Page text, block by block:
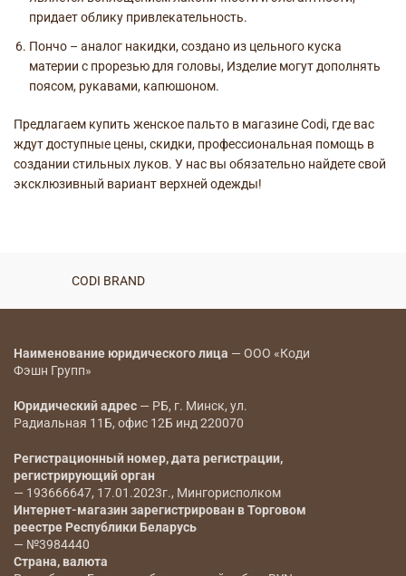
придает облику привлекательность.
Пончо – аналог накидки, создано из цельного куска
материи с прорезью для головы, Изделие могут дополнять
поясом, рукавами, капюшоном.
Предлагаем купить женское пальто в магазине Codi, где вас
ждут доступные цены, скидки, профессиональная помощь в
создании стильных луков. У нас вы обязательно найдете свой
эксклюзивный вариант верхней одежды!
CODI BRAND
Наименование юридического лица — ООО «Коди
Фэшн Групп»
Юридический адрес — РБ, г. Минск, ул.
Радиальная 11Б, офис 12Б инд 220070
Регистрационный номер, дата регистрации,
регистрирующий орган
— 193666647, 17.01.2023г., Мингорисполком
Интернет-магазин зарегистрирован в Торговом
реестре Республики Беларусь
— №3984440
Страна, валюта